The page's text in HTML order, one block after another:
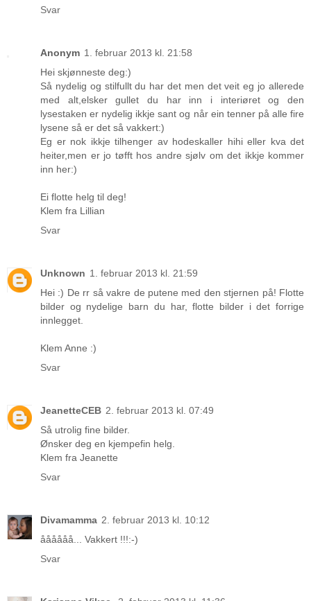
Svar
Anonym 1. februar 2013 kl. 21:58
Hei skjønneste deg:)
Så nydelig og stilfullt du har det men det veit eg jo allerede
med alt,elsker gullet du har inn i interiøret og den
lysestaken er nydelig ikkje sant og når ein tenner på alle fire
lysene så er det så vakkert:)
Eg er nok ikkje tilhenger av hodeskaller hihi eller kva det
heiter,men er jo tøfft hos andre sjølv om det ikkje kommer
inn her:)
Ei flotte helg til deg!
Klem fra Lillian
Svar
Unknown 1. februar 2013 kl. 21:59
Hei :) De rr så vakre de putene med den stjernen på! Flotte
bilder og nydelige barn du har, flotte bilder i det forrige
innlegget.
Klem Anne :)
Svar
JeanetteCEB 2. februar 2013 kl. 07:49
Så utrolig fine bilder.
Ønsker deg en kjempefin helg.
Klem fra Jeanette
Svar
Divamamma 2. februar 2013 kl. 10:12
åååååå... Vakkert !!!:-)
Svar